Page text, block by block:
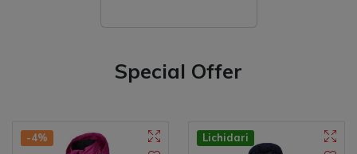
Special Offer
-4% Lichidari